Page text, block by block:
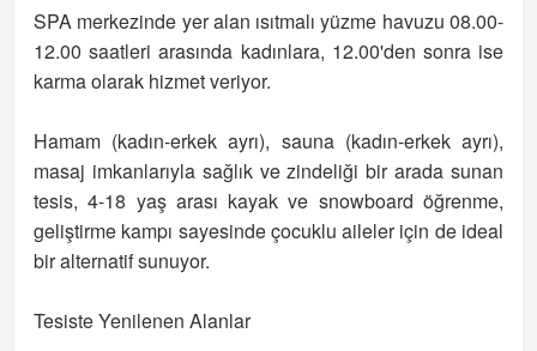
SPA merkezinde yer alan ısıtmalı yüzme havuzu 08.00-
12.00 saatleri arasında kadınlara, 12.00'den sonra ise
karma olarak hizmet veriyor.
Hamam (kadın-erkek ayrı), sauna (kadın-erkek ayrı),
masaj imkanlarıyla sağlık ve zindeliği bir arada sunan
tesis, 4-18 yaş arası kayak ve snowboard öğrenme,
geliştirme kampı sayesinde çocuklu aileler için de ideal
bir alternatif sunuyor.
Tesiste Yenilenen Alanlar